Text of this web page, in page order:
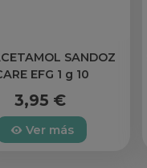
SANDOZ
EFG 1 g 10
COMPRIMIDOS
3,95 €
Ver más